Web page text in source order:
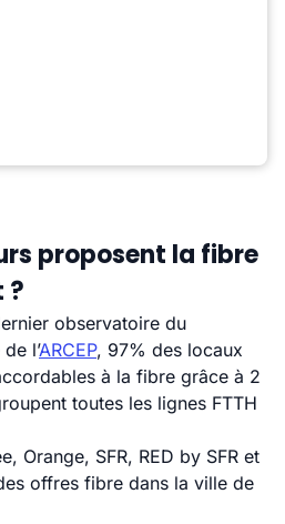
proposent la fibre
?
observatoire du
l’ARCEP, 97% des locaux
à la fibre grâce à 2
toutes les lignes FTTH
Orange, SFR, RED by SFR et
offres fibre dans la ville de